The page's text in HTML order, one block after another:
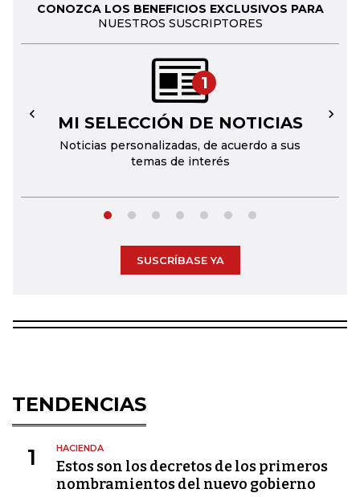
CONOZCA LOS BENEFICIOS EXCLUSIVOS PARA
NUESTROS SUSCRIPTORES
1
MI SELECCIÓN DE NOTICIAS
Noticias personalizadas, de acuerdo a sus
temas de interés
← →
SUSCRÍBASE YA
TENDENCIAS
1 HACIENDA
Estos son los decretos de los primeros
nombramientos del nuevo gobierno